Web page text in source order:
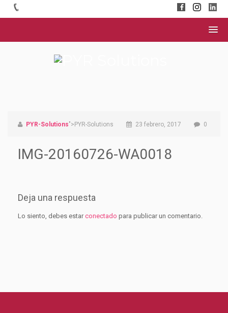
PYR-Solutions">PYR-Solutions 23 febrero, 2017 0
IMG-20160726-WA0018
Deja una respuesta
Lo siento, debes estarconectado para publicar un comentario.